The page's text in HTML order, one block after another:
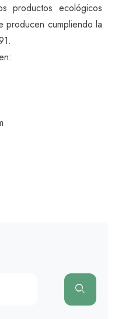
productos ecológicos
producen cumpliendo la